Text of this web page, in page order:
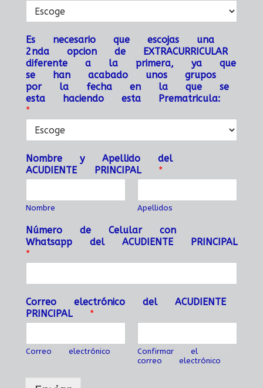
Es necesario que escojas una
2nda opcion de EXTRACURRICULAR
diferente a la primera, ya que
se han acabado unos grupos
por la fecha en la que se
esta haciendo esta Prematricula:
*
Nombre y Apellido del
ACUDIENTE PRINCIPAL *
Nombre Apellidos
Número de Celular con
Whatsapp del ACUDIENTE PRINCIPAL
*
Correo electrónico del ACUDIENTE
PRINCIPAL *
Correo electrónico
Confirmar el
correo electrónico